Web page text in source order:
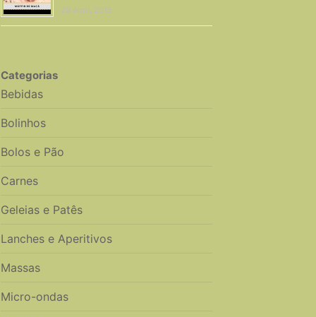
20 Abril, 2015
Categorias
Bebidas
Bolinhos
Bolos e Pão
Carnes
Geleias e Patês
Lanches e Aperitivos
Massas
Micro-ondas